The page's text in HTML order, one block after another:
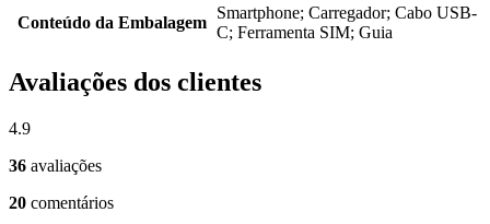
Conteúdo da Embalagem
Smartphone; Carregador; Cabo USB-
C; Ferramenta SIM; Guia
Avaliações dos clientes
4.9
36 avaliações
20 comentários